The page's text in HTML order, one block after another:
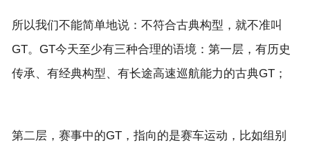
所以我们不能简单地说：不符合古典构型，就不准叫
GT。GT今天至少有三种合理的语境：第一层，有历史
第二层，赛事中的GT，指向的是赛车运动，比如组别